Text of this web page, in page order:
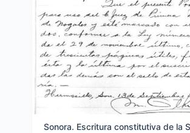
Sonora. Escritura constitutiva de la